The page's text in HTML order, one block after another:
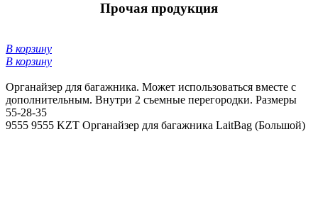
Прочая продукция
В корзину
В корзину
Органайзер для багажника. Может использоваться вместе с
дополнительным. Внутри 2 съемные перегородки. Размеры
55-28-35
9555 9555 KZT Органайзер для багажника LaitBag (Большой)